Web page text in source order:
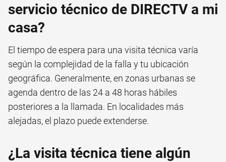
servicio técnico de DIRECTV a mi
casa?
El tiempo de espera para una visita técnica varía
según la complejidad de la falla y tu ubicación
geográfica. Generalmente, en zonas urbanas se
agenda dentro de las 24 a 48 horas hábiles
posteriores a la llamada. En localidades más
alejadas, el plazo puede extenderse.
¿La visita técnica tiene algún